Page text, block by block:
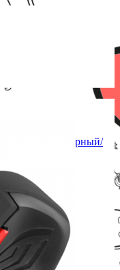
MM-275 черный/